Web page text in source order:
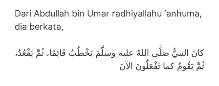
Dari Abdullah bin Umar radhiyallahu ‘anhuma,
dia berkata,
كانَ النبيُّ صَلَّى اللهُ عليه وسلَّمَ يَخْطُبُ قَائِمًا، ثُمَّ يَقْعُدُ،
ثُمَّ يَقُومُ كما تَفْعَلُونَ الآنَ